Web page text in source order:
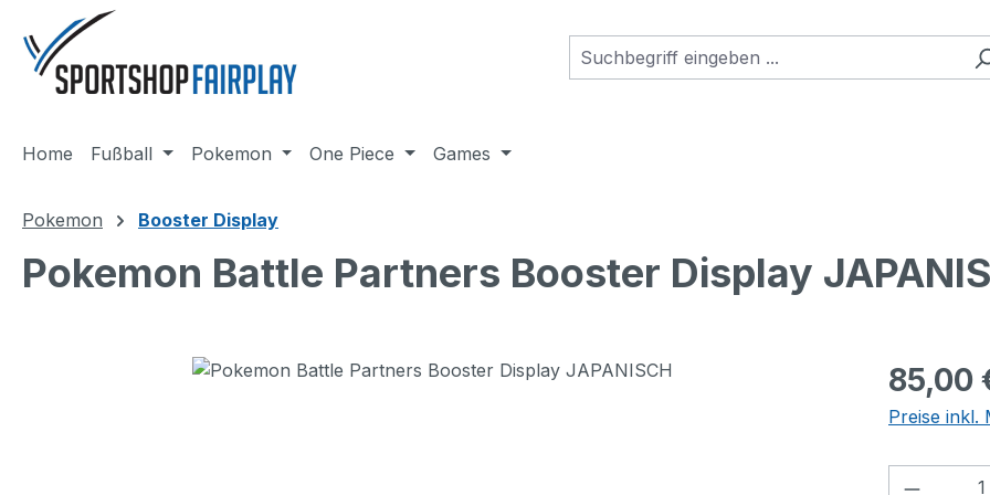
Hauptinhalt springen
Zur Suche springen
Zur Hauptnavigation springen
Home Fußball Pokemon One Piece Games
Pokemon Booster Display
Pokemon Battle Partners Booster Display
Bildergalerie überspringen Regulärer
85,00
Preise inkl.